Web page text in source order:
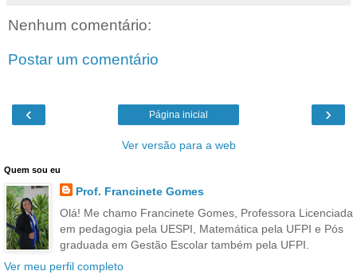
Nenhum comentário:
Postar um comentário
‹ ›
Página inicial
Ver versão para a web
Quem sou eu
Prof. Francinete Gomes
Olá! Me chamo Francinete Gomes, Professora Licenciada
em pedagogia pela UESPI, Matemática pela UFPI e Pós
graduada em Gestão Escolar também pela UFPI.
Ver meu perfil completo